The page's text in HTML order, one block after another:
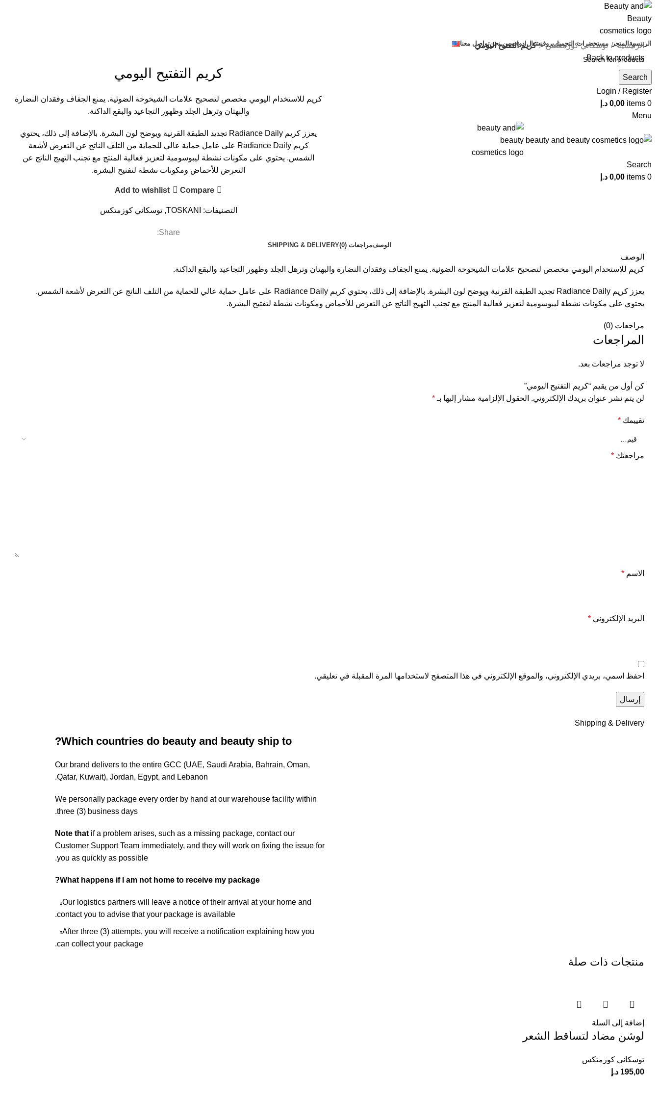
الرئيسية المتجر مستحضرات التجميلبروفيشنال ادواتمن نحنتواصل معنا
Search
Login / Register
0
items
0,00 د.إ
Menu
Search
0
items
0,00 د.إ
الرئيسية توسكاني كوزمتكس
كريم التفتيح اليومي
Back to products
كريم التفتيح اليومي
كريم للاستخدام اليومي مخصص لتصحيح علامات الشيخوخة الضوئية. يمنع الجفاف وفقدان النضارة
والبهتان وترهل الجلد وظهور التجاعيد والبقع الداكنة.
يعزز كريم Radiance Daily تجديد الطبقة القرنية ويوضح لون البشرة. بالإضافة إلى ذلك، يحتوي
كريم Radiance Daily على عامل حماية عالي للحماية من التلف الناتج عن التعرض لأشعة
الشمس. يحتوي على مكونات نشطة ليبوسومية لتعزيز فعالية المنتج مع تجنب التهيج الناتج عن
التعرض للأحماض ومكونات نشطة لتفتيح البشرة.
Compare
Add to wishlist
التصنيفات: TOSKANI
, توسكاني كوزمتكس
Share:
الوصفمراجعات (0) SHIPPING & DELIVERY
الوصف
كريم للاستخدام اليومي مخصص لتصحيح علامات الشيخوخة الضوئية. يمنع الجفاف وفقدان النضارة والبهتان وترهل الجلد وظهور التجاعيد والبقع الداكنة.
يعزز كريم Radiance Daily تجديد الطبقة القرنية ويوضح لون البشرة. بالإضافة إلى ذلك، يحتوي كريم Radiance Daily على عامل حماية عالي للحماية من التلف الناتج عن التعرض لأشعة الشمس.
يحتوي على مكونات نشطة ليبوسومية لتعزيز فعالية المنتج مع تجنب التهيج الناتج عن التعرض للأحماض ومكونات نشطة لتفتيح البشرة.
مراجعات (0)
المراجعات
لا توجد مراجعات بعد.
كن أول من يقيم “كريم التفتيح اليومي”
لن يتم نشر عنوان بريدك الإلكتروني. الحقول الإلزامية مشار إليها بـ *
تقييمك *
مراجعتك *
الاسم *
البريد الإلكتروني *
احفظ اسمي، بريدي الإلكتروني، والموقع الإلكتروني في هذا المتصفح لاستخدامها المرة المقبلة في تعليقي.
Shipping & Delivery
Which countries do beauty and beauty ship to?
Our brand delivers to the entire GCC (UAE, Saudi Arabia, Bahrain, Oman,
Qatar, Kuwait), Jordan, Egypt, and Lebanon.
We personally package every order by hand at our warehouse facility within
three (3) business days.
Note that if a problem arises, such as a missing package, contact our
Customer Support Team immediately, and they will work on fixing the issue for
you as quickly as possible.
What happens if I am not home to receive my package?
Our logistics partners will leave a notice of their arrival at your home and
contact you to advise that your package is available.
After three (3) attempts, you will receive a notification explaining how you
can collect your package.
منتجات ذات صلة
إضافة إلى السلة
لوشن مضاد لتساقط الشعر
توسكاني كوزمتكس
195,00 د.إ